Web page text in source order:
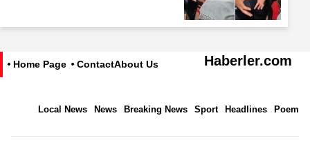
Haberler.com
About Us
Contact
Home Page
Poem
Headlines
Sport
Breaking News
News
Local News